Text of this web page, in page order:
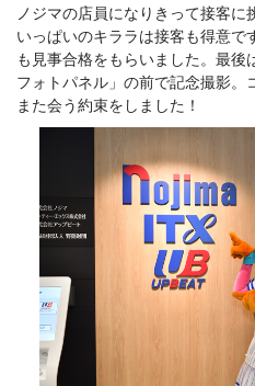
ノジマの店員になりきって接客
いっぱいのキララは接客も得意で
も見事合格をもらいました。最
フォトパネル」の前で記念撮影
また会う約束をしました！